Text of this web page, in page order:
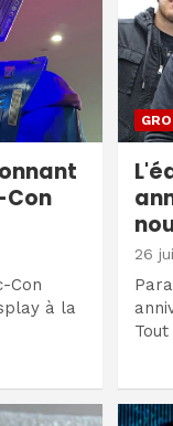
Con
Con
à la
26